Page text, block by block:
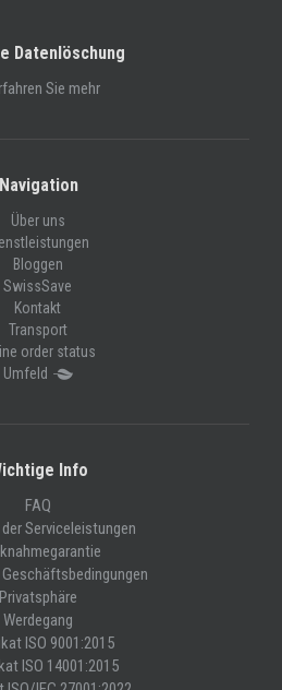
Datenlöschung
Sie mehr
Navigation
Über uns
Bloggen
SwissSave
Kontakt
Transport
order status
Umfeld
Info
FAQ
Serviceleistungen
Privatsphäre
Werdegang
ISO 9001:2015
ISO 14001:2015